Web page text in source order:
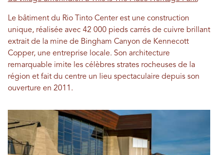
Le bâtiment du Rio Tinto Center est une construction
unique, réalisée avec 42 000 pieds carrés de cuivre brillant
extrait de la mine de Bingham Canyon de Kennecott
Copper, une entreprise locale. Son architecture
remarquable imite les célèbres strates rocheuses de la
région et fait du centre un lieu spectaculaire depuis son
ouverture en 2011.